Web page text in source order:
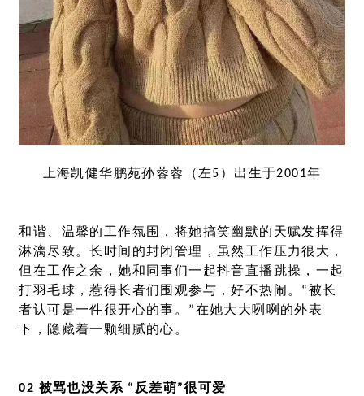
上海凯健华鹏苑孙蓉蓉（左5）出生于2001年
和谐、温馨的工作氛围，将她搞笑幽默的天赋发挥得
淋漓尽致。长时间的封闭管理，虽然工作压力很大，
但在工作之余，她和同事们一起抖音直播跳操，一起
打羽毛球，惹得长者们围观参与，好不热闹。“被长
者认可是一件很开心的事。”在她大大咧咧的外表
下，隐藏着一颗细腻的心。
02 被骂也没关系 “反差萌”很可爱